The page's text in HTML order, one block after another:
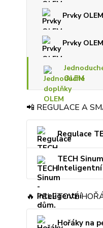
Prvky
Prvky
OLEM
📲 REGULACE A
Regulace
TECH
Inteligentní
🔥 PELETOVÉ
Hořáky na